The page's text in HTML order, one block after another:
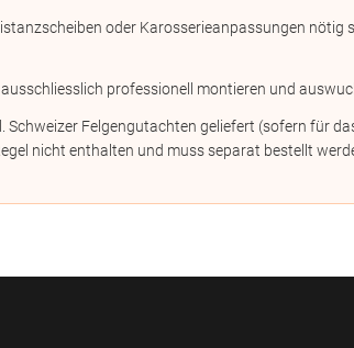
oder Karosserieanpassungen nötig
ausschliesslich professionell montieren und
Schweizer Felgengutachten geliefert (sofern für
nicht enthalten und muss separat bestellt